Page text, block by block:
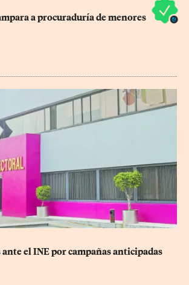
a procuraduría de menores
ante el INE por campañas anticipadas